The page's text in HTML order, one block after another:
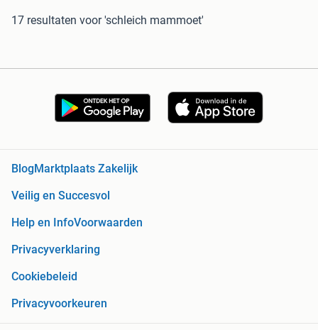
17 resultaten voor 'schleich mammoet'
Blog Marktplaats Zakelijk
Veilig en Succesvol
Help en InfoVoorwaarden
Privacyverklaring
Cookiebeleid
Privacyvoorkeuren